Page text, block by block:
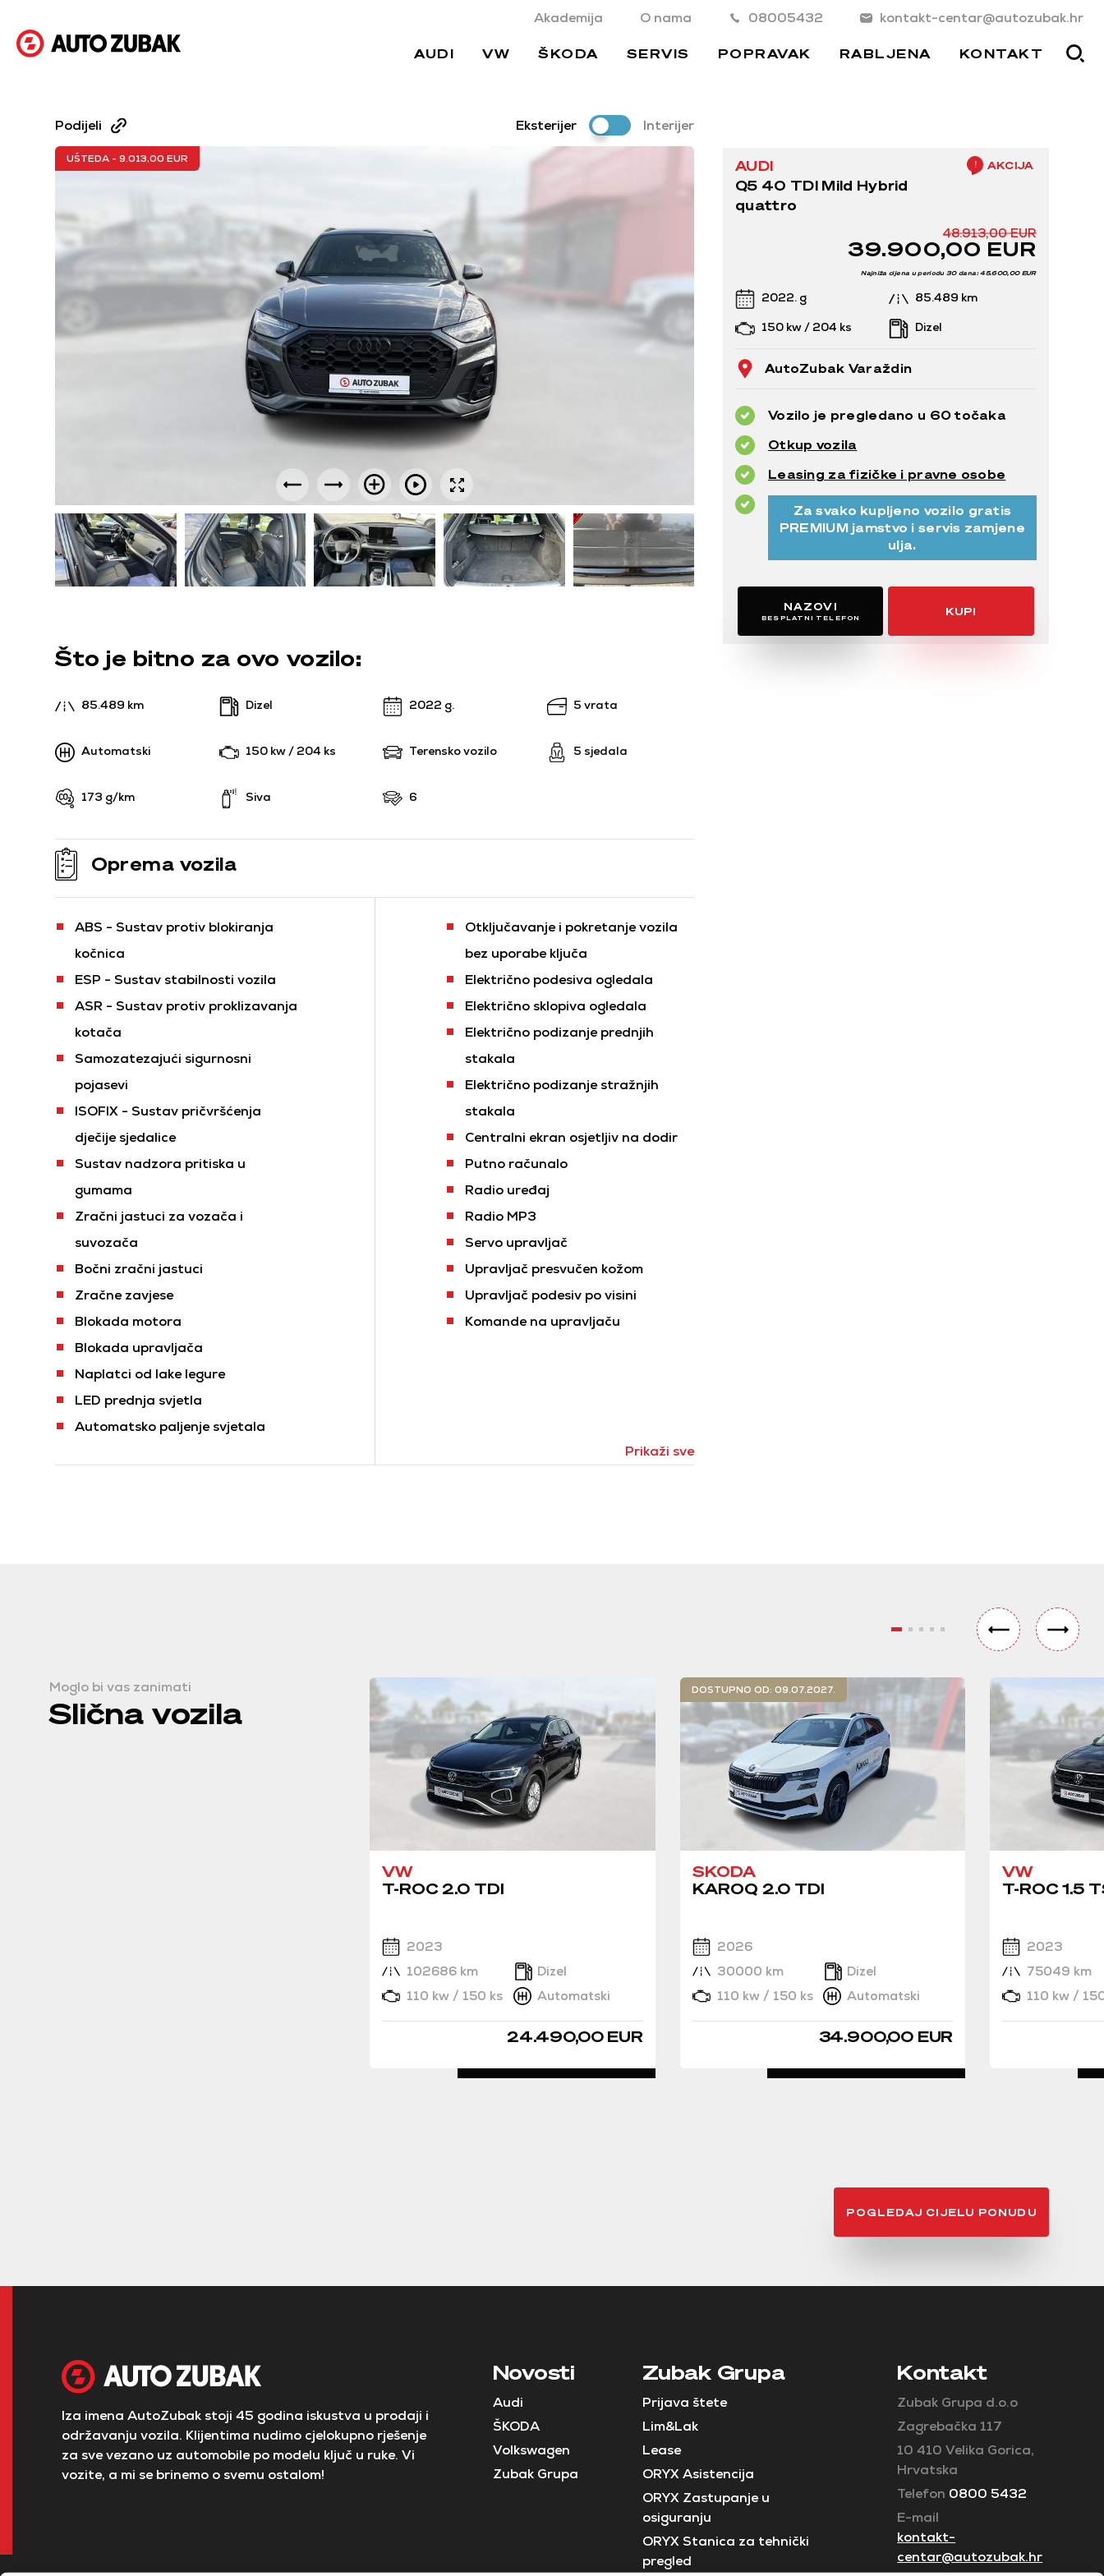
Akademija O nama 08005432 kontakt-centar@autozubak.hr
AUDI VW ŠKODA SERVIS POPRAVAK RABLJENA KONTAKT
Podijeli Eksterijer Interijer
UŠTEDA - 9.013,00 EUR
AKCIJA
AUDI
Q5 40 TDI Mild Hybrid
quattro
48.913,00 EUR
39.900,00 EUR
Najniža cijena u periodu 30 dana: 45.600,00 EUR
2022. g
85.489 km
150 kw / 204 ks
Dizel
AutoZubak Varaždin
Vozilo je pregledano u 60 točaka
Otkup vozila
Leasing za fizičke i pravne osobe
Za svako kupljeno vozilo gratis
PREMIUM jamstvo i servis zamjene
ulja.
NAZOVI
BESPLATNI TELEFON
KUPI
Što je bitno za ovo vozilo:
85.489 km Dizel 2022 g. 5 vrata
Automatski 150 kw / 204 ks Terensko vozilo 5 sjedala
173 g/km Siva 6
Oprema vozila
ABS - Sustav protiv blokiranja
kočnica
ESP - Sustav stabilnosti vozila
ASR - Sustav protiv proklizavanja
kotača
Samozatezajući sigurnosni
pojasevi
ISOFIX - Sustav pričvršćenja
dječije sjedalice
Sustav nadzora pritiska u
gumama
Zračni jastuci za vozača i
suvozača
Bočni zračni jastuci
Zračne zavjese
Blokada motora
Blokada upravljača
Naplatci od lake legure
LED prednja svjetla
Automatsko paljenje svjetala
Otključavanje i pokretanje vozila
bez uporabe ključa
Električno podesiva ogledala
Električno sklopiva ogledala
Električno podizanje prednjih
stakala
Električno podizanje stražnjih
stakala
Centralni ekran osjetljiv na dodir
Putno računalo
Radio uređaj
Radio MP3
Servo upravljač
Upravljač presvučen kožom
Upravljač podesiv po visini
Komande na upravljaču
Prikaži sve
Moglo bi vas zanimati
Slična vozila
VW
T-ROC 2.0 TDI
2023
102686 km
Dizel
110 kw / 150 ks
Automatski
24.490,00 EUR
DOSTUPNO OD: 09.07.2027.
SKODA
KAROQ 2.0 TDI
2026
30000 km
Dizel
110 kw / 150 ks
Automatski
34.900,00 EUR
VW
T-ROC 1.5
2023
75049 km
110 kw /
POGLEDAJ CIJELU PONUDU
Iza imena AutoZubak stoji 45 godina iskustva u prodaji i
održavanju vozila. Klijentima nudimo cjelokupno rješenje
za sve vezano uz automobile po modelu ključ u ruke. Vi
vozite, a mi se brinemo o svemu ostalom!
Novosti
Audi
ŠKODA
Volkswagen
Zubak Grupa
Zubak Grupa
Prijava štete
Lim&Lak
Lease
ORYX Asistencija
ORYX Zastupanje u
osiguranju
ORYX Stanica za tehnički
pregled
Kontakt
Zubak Grupa d.o.o
Zagrebačka 117
10 410 Velika Gorica,
Hrvatska
Telefon 0800 5432
E-mail
kontakt-
centar@autozubak.hr